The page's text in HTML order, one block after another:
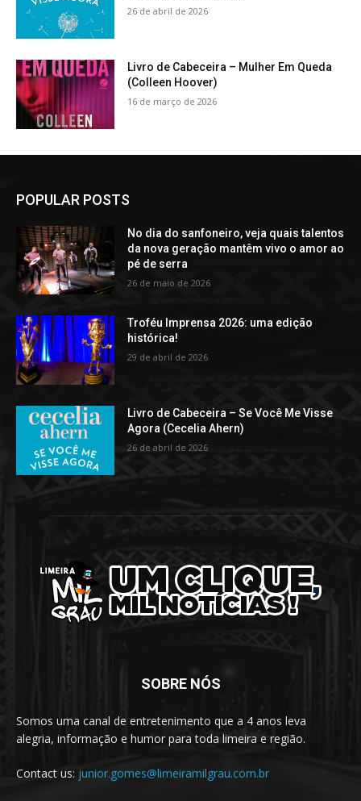
26 de abril de 2026
Livro de Cabeceira – Mulher Em Queda
(Colleen Hoover)
16 de março de 2026
POPULAR POSTS
No dia do sanfoneiro, veja quais talentos
da nova geração mantêm vivo o amor ao
pé de serra
26 de maio de 2026
Troféu Imprensa 2026: uma edição
histórica!
29 de abril de 2026
Livro de Cabeceira – Se Você Me Visse
Agora (Cecelia Ahern)
26 de abril de 2026
SOBRE NÓS
Somos uma canal de entretenimento que a 4 anos leva
alegria, informação e humor para toda limeira e região.
Contact us: junior.gomes@limeiramilgrau.com.br